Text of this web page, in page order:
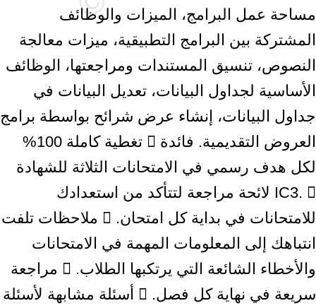
مساحة عمل البرامج، الميزات والوظائف
المشتركة بين البرامج التطبيقية، ميزات معالجة
النصوص، تنسيق المستندات ومراجعتها، الوظائف
الأساسية لجداول البيانات، تعديل البيانات في
جداول البيانات، إنشاء عرض شرائح بواسطة برامج
العروض التقديمية. فائدة  تغطية كاملة 100%
لكل هدف رسمي في الامتحانات الثلاثة للشهادة
IC3.  لائحة مراجعة لتتأكد من استعدادك
للامتحانات في بداية كل امتحان.  ملاحظات تلفت
انتباهك إلى المعلومات المهمة في الامتحانات
والأخطاء الشائعة التي يرتكبها الطلاب.  مراجعة
سريعة في نهاية كل فصل.  أسئلة مشابهة لأسئلة